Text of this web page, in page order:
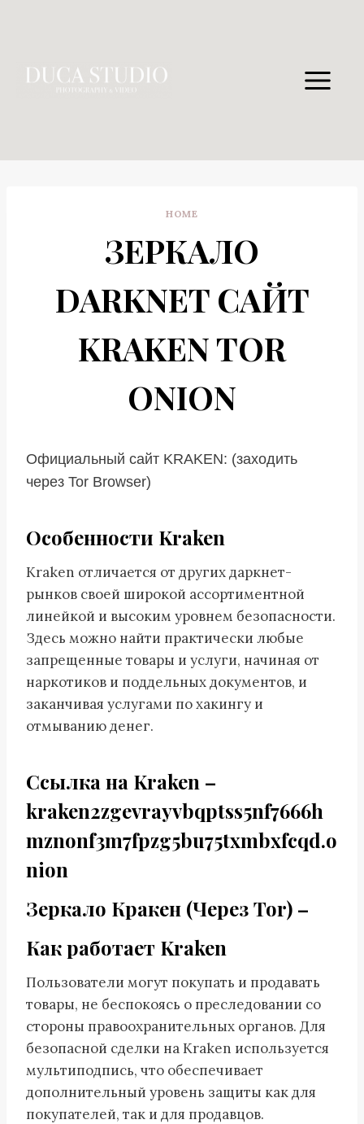
HOME
ЗЕРКАЛО
DARKNET САЙТ
KRAKEN TOR
ONION
Официальный сайт KRAKEN: (заходить
через Tor Browser)
Особенности Kraken
Kraken отличается от других даркнет-
рынков своей широкой ассортиментной
линейкой и высоким уровнем безопасности.
Здесь можно найти практически любые
запрещенные товары и услуги, начиная от
наркотиков и поддельных документов, и
заканчивая услугами по хакингу и
отмыванию денег.
Cсылка на Kraken –
kraken2zgevrayvbqptss5nf7666h
mznonf3m7fpzg5bu75txmbxfcqd.o
nion
Зеркало Кракен (Через Tor) –
Как работает Kraken
Пользователи могут покупать и продавать
товары, не беспокоясь о преследовании со
стороны правоохранительных органов. Для
безопасной сделки на Kraken используется
мультиподпись, что обеспечивает
дополнительный уровень защиты как для
покупателей, так и для продавцов.